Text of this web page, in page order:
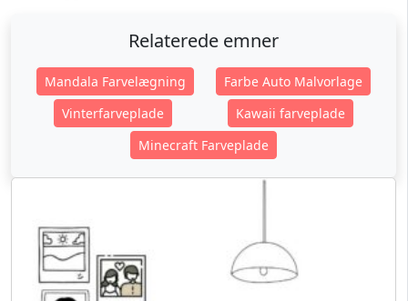
Relaterede emner
Mandala Farvelægning
Farbe Auto Malvorlage
Vinterfarveplade
Kawaii farveplade
Minecraft Farveplade